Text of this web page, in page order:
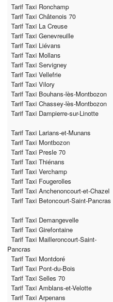
Tarif Taxi Ronchamp
Tarif Taxi Châtenois 70
Tarif Taxi La Creuse
Tarif Taxi Genevreuille
Tarif Taxi Liévans
Tarif Taxi Mollans
Tarif Taxi Servigney
Tarif Taxi Vellefrie
Tarif Taxi Vilory
Tarif Taxi Bouhans-lès-Montbozon
Tarif Taxi Chassey-lès-Montbozon
Tarif Taxi Dampierre-sur-Linotte
Tarif Taxi Larians-et-Munans
Tarif Taxi Montbozon
Tarif Taxi Presle 70
Tarif Taxi Thiénans
Tarif Taxi Verchamp
Tarif Taxi Fougerolles
Tarif Taxi Anchenoncourt-et-Chazel
Tarif Taxi Betoncourt-Saint-Pancras
Tarif Taxi Demangevelle
Tarif Taxi Girefontaine
Tarif Taxi Mailleroncourt-Saint-
Pancras
Tarif Taxi Montdoré
Tarif Taxi Pont-du-Bois
Tarif Taxi Selles 70
Tarif Taxi Amblans-et-Velotte
Tarif Taxi Arpenans